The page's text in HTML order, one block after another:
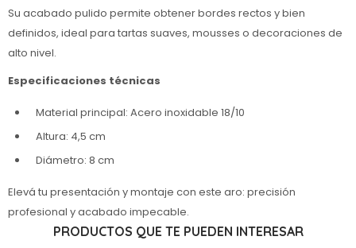
Su acabado pulido permite obtener bordes rectos y bien
definidos, ideal para tartas suaves, mousses o decoraciones de
alto nivel.
Especificaciones técnicas
Material principal: Acero inoxidable 18/10
Altura: 4,5 cm
Diámetro: 8 cm
Elevá tu presentación y montaje con este aro: precisión
profesional y acabado impecable.
PRODUCTOS QUE TE PUEDEN INTERESAR